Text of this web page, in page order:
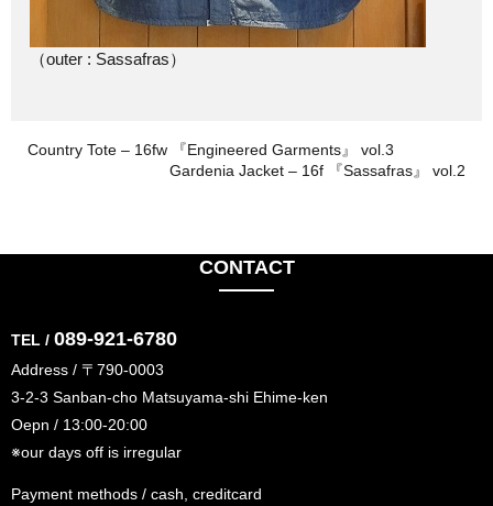
（outer : Sassafras）
Country Tote – 16fw 『Engineered Garments』 vol.3
Gardenia Jacket – 16f 『Sassafras』 vol.2
CONTACT
TEL / 089-921-6780
Address / 〒790-0003
3-2-3 Sanban-cho Matsuyama-shi Ehime-ken
Oepn / 13:00-20:00
※our days off is irregular
Payment methods / cash, creditcard